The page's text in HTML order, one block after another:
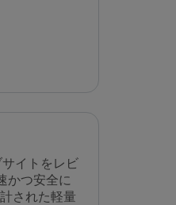
イトをレビ
かつ安全に
された軽量